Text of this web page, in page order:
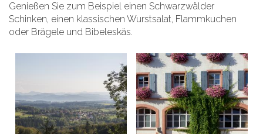
Genießen Sie zum Beispiel einen Schwarzwälder
Schinken, einen klassischen Wurstsalat, Flammkuchen
oder Brägele und Bibeleskäs.